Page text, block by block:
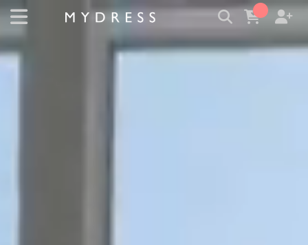
修身洋裝發熱衣小可愛 韓國牛仔褲穿搭都在 - MYDRESS 時裳
韓風